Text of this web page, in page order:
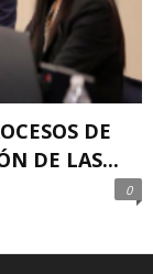
DE
DE LAS...
0